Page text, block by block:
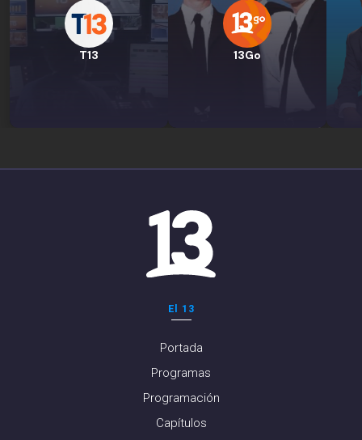
T13 13Go
El 13
Portada
Programas
Programación
Capítulos